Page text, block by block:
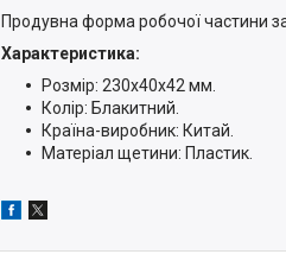
Продувна форма робочої частини
Характеристика:
Розмір: 230х40х42 мм.
Колір: Блакитний.
Країна-виробник: Китай.
Матеріал щетини: Пластик.